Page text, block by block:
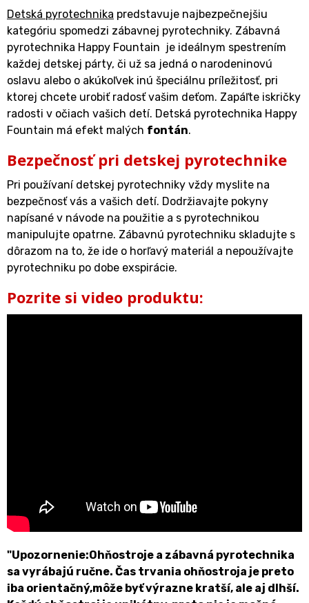
Detská pyrotechnika predstavuje najbezpečnejšiu
kategóriu spomedzi zábavnej pyrotechniky. Zábavná
pyrotechnika Happy Fountain je ideálnym spestrením
každej detskej párty, či už sa jedná o narodeninovú
oslavu alebo o akúkoľvek inú špeciálnu príležitosť, pri
ktorej chcete urobiť radosť vašim deťom. Zapáľte iskričky
radosti v očiach vašich detí. Detská pyrotechnika Happy
Fountain má efekt malých fontán.
Bezpečnosť pri detskej pyrotechnike
Pri používaní detskej pyrotechniky vždy myslite na
bezpečnosť vás a vašich detí. Dodržiavajte pokyny
napísané v návode na použitie a s pyrotechnikou
manipulujte opatrne. Zábavnú pyrotechniku skladujte s
dôrazom na to, že ide o horľavý materiál a nepoužívajte
pyrotechniku po dobe exspirácie.
Pozrite si video produktu:
"Upozornenie:Ohňostroje a zábavná pyrotechnika
sa vyrábajú ručne. Čas trvania ohňostroja je preto
iba orientačný,môže byť výrazne kratší, ale aj dlhší.